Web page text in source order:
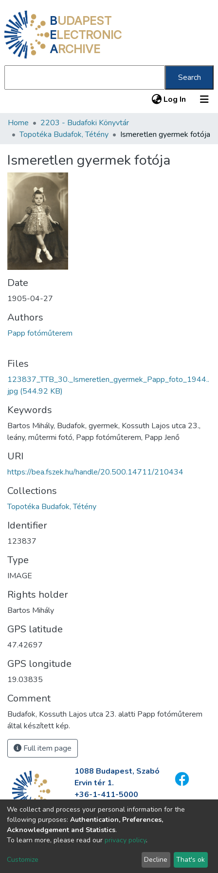
BUDAPEST
ELECTRONIC
ARCHIVE
Search
Log In (current)
Communities & Collections
Statistics
About us
Home
2203 - Budafoki Könyvtár
Topotéka Budafok, Tétény
Ismeretlen gyermek fotója
Ismeretlen gyermek fotója
Date
1905-04-27
Authors
Papp fotóműterem
Files
123837_TTB_30._Ismeretlen_gyermek_Papp_foto_1944..
jpg (544.92 KB)
Keywords
Bartos Mihály, Budafok, gyermek, Kossuth Lajos utca 23.,
leány, műtermi fotó, Papp fotóműterem, Papp Jenő
URI
https://bea.fszek.hu/handle/20.500.14711/210434
Collections
Topotéka Budafok, Tétény
Identifier
123837
Type
IMAGE
Rights holder
Bartos Mihály
GPS latitude
47.42697
GPS longitude
19.03835
Comment
Budafok, Kossuth Lajos utca 23. alatti Papp fotóműterem
által készített kép.
Full item page
1088 Budapest, Szabó
Ervin tér 1.
+36-1-411-5000
info@fszek.hu
https://fszek.hu
We collect and process your personal information for the
following purposes: Authentication, Preferences,
Acknowledgement and Statistics.
To learn more, please read our privacy policy.
Customize Decline That's ok